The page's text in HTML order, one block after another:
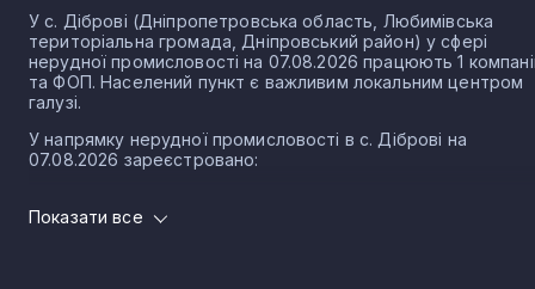
У с. Діброві (Дніпропетровська область, Любимівська
територіальна громада, Дніпровський район) у сфері
нерудної промисловості на 07.08.2026 працюють 1
та ФОП. Населений пункт є важливим локальним центром
галузі.
У напрямку нерудної промисловості в с. Діброві на
07.08.2026 зареєстровано:
0 ФОП
Показати все